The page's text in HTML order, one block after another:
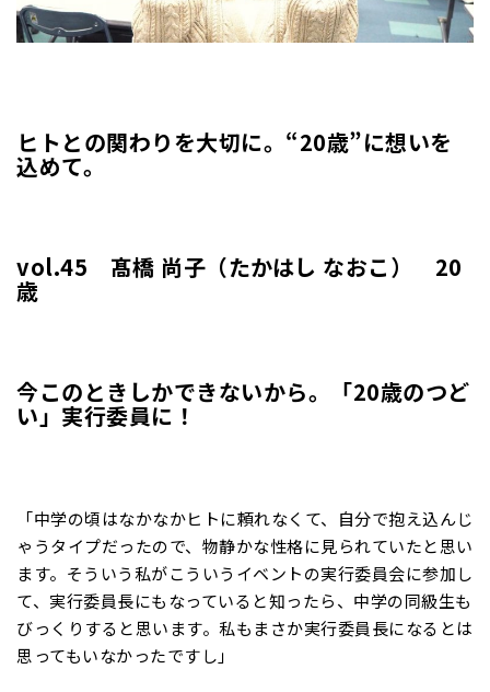
ヒトとの関わりを大切に。“20歳”に想いを
込めて。
vol.45 髙橋 尚子（たかはし なおこ） 20
歳
今このときしかできないから。「20歳のつど
い」実行委員に！
「中学の頃はなかなかヒトに頼れなくて、自分で抱え込んじ
ゃうタイプだったので、物静かな性格に見られていたと思い
ます。そういう私がこういうイベントの実行委員会に参加し
て、実行委員長にもなっていると知ったら、中学の同級生も
びっくりすると思います。私もまさか実行委員長になるとは
思ってもいなかったですし」